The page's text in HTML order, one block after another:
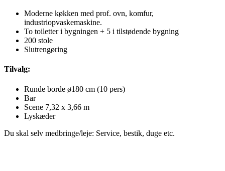
Moderne køkken med prof. ovn, komfur,
industriopvaskemaskine.
To toiletter i bygningen + 5 i tilstødende bygning
200 stole
Slutrengøring
Tilvalg:
Runde borde ø180 cm (10 pers)
Bar
Scene 7,32 x 3,66 m
Lyskæder
Du skal selv medbringe/leje: Service, bestik, duge etc.